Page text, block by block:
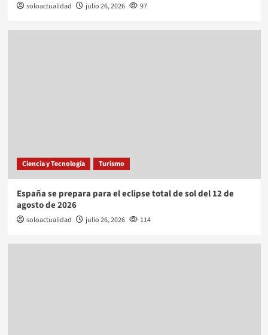
soloactualidad julio 26, 2026 97
Ciencia y Tecnología Turismo
España se prepara para el eclipse total de sol del 12 de
agosto de 2026
soloactualidad julio 26, 2026 114